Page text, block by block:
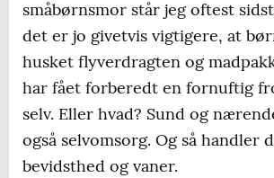
småbørnsmor står jeg oftest
det er jo givetvis vigtigere, at
husket flyverdragten og
har fået forberedt en fornuftig
selv. Eller hvad? Sund og
også selvomsorg. Og så handler
bevidsthed og vaner.